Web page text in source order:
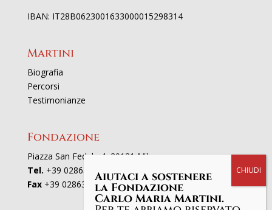
IBAN: IT28B0623001633000015298314
Martini
Biografia
Percorsi
Testimonianze
Fondazione
Piazza San Fedele 4, 20121 Milano
Tel. +39 02863521
Fax+39 0286352801Aiutaci a sostenere
la Fondazione
Carlo Maria Martini.